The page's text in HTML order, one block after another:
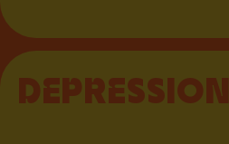
DEPRES­SION